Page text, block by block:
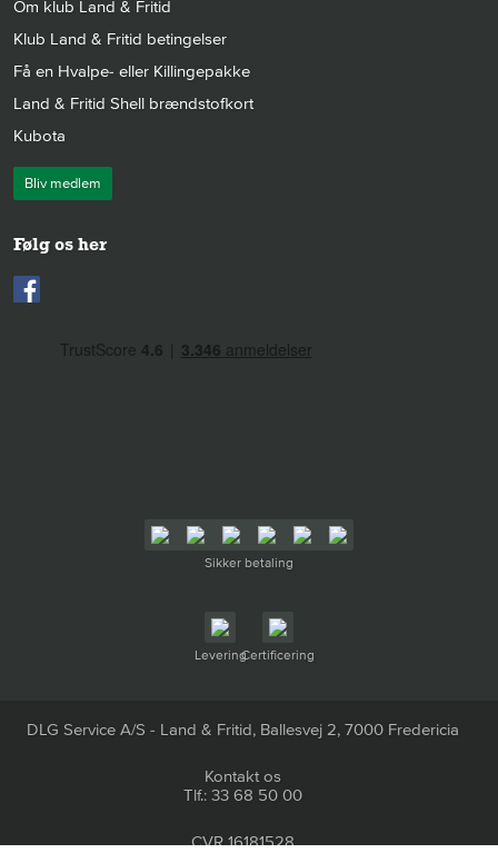
Om klub Land & Fritid
Klub Land & Fritid betingelser
Få en Hvalpe- eller Killingepakke
Land & Fritid Shell brændstofkort
Kubota
Bliv medlem
Følg os her
Sikker betaling
LeveringCertificering
DLG Service A/S - Land & Fritid, Ballesvej 2, 7000 Fredericia
Kontakt os
Tlf.: 33 68 50 00
CVR 16181528